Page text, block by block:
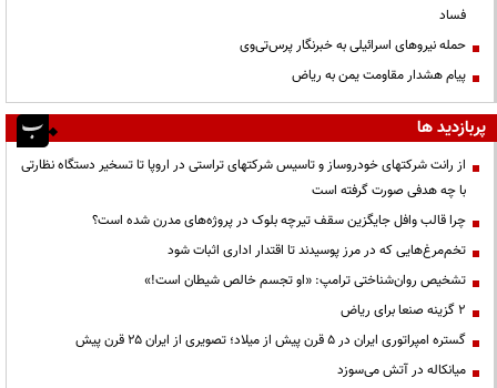
فساد
حمله نیروهای اسرائیلی به خبرنگار پرس‌تی‌وی
پیام هشدار مقاومت یمن به ریاض
پربازدید ها
از رانت‌ شرکتهای خودروساز و تاسیس شرکتهای تراستی در اروپا تا تسخیر دستگاه نظارتی
با چه هدفی صورت گرفته است
چرا قالب وافل جایگزین سقف تیرچه بلوک در پروژه‌های مدرن شده است؟
تخم‌مرغ‌هایی که در مرز پوسیدند تا اقتدار اداری اثبات شود
تشخیص روان‌شناختی ترامپ: «او تجسم خالص شیطان است!»
۲ گزینه صنعا برای ریاض
گستره امپراتوری ایران در ۵ قرن پیش از میلاد؛ تصویری از ایران ۲۵ قرن پیش
میانکاله در آتش می‌سوزد